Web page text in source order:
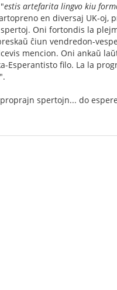
estis artefarita lingvo kiu
en diversaj UK-oj,
spertoj. Oni fortondis la
ĉiun vendredon-
mencion. Oni ankaŭ
Esperantisto filo. La la
".
spertojn... do